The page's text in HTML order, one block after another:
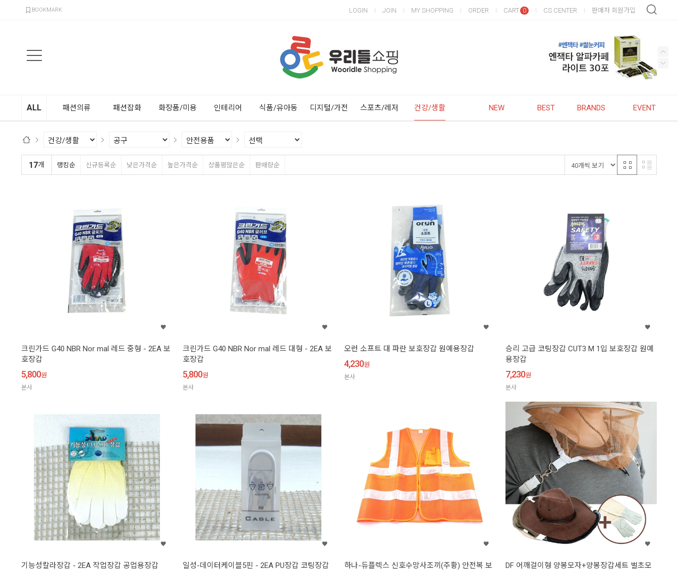
BOOKMARK LOGIN JOIN MY SHOPPING ORDER CART 0 CS CENTER 판매자 회원가입
ALL 패션의류 패션잡화 화장품/미용 인테리어 식품/유아동 디지털/가전 스포츠/레저 건강/생활 NEW BEST BRANDS EVENT
17개 랭킹순 신규등록순 낮은가격순 높은가격순 상품평많은순 판매량순
크린가드 G40 NBR Nor mal 레드 중형 - 2EA 보
호장갑
5,800원
본사
크린가드 G40 NBR Nor mal 레드 대형 - 2EA 보
호장갑
5,800원
본사
오런 소프트 대 파란 보호장갑 원예용장갑
4,230원
본사
승리 고급 코팅장갑 CUT3 M 1입 보호장갑 원예
용장갑
7,230원
본사
기능성칼라장갑 - 2EA 작업장갑 공업용장갑 일성-데이터케이블5핀 - 2EA PU장갑 코팅장갑
하나-듀플렉스 신호수망사조끼(주황) 안전복 보
DF 어깨걸이형 양봉모자+양봉장갑세트 벌초모